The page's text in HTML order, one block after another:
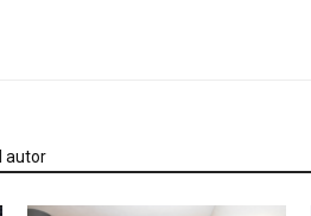
autor